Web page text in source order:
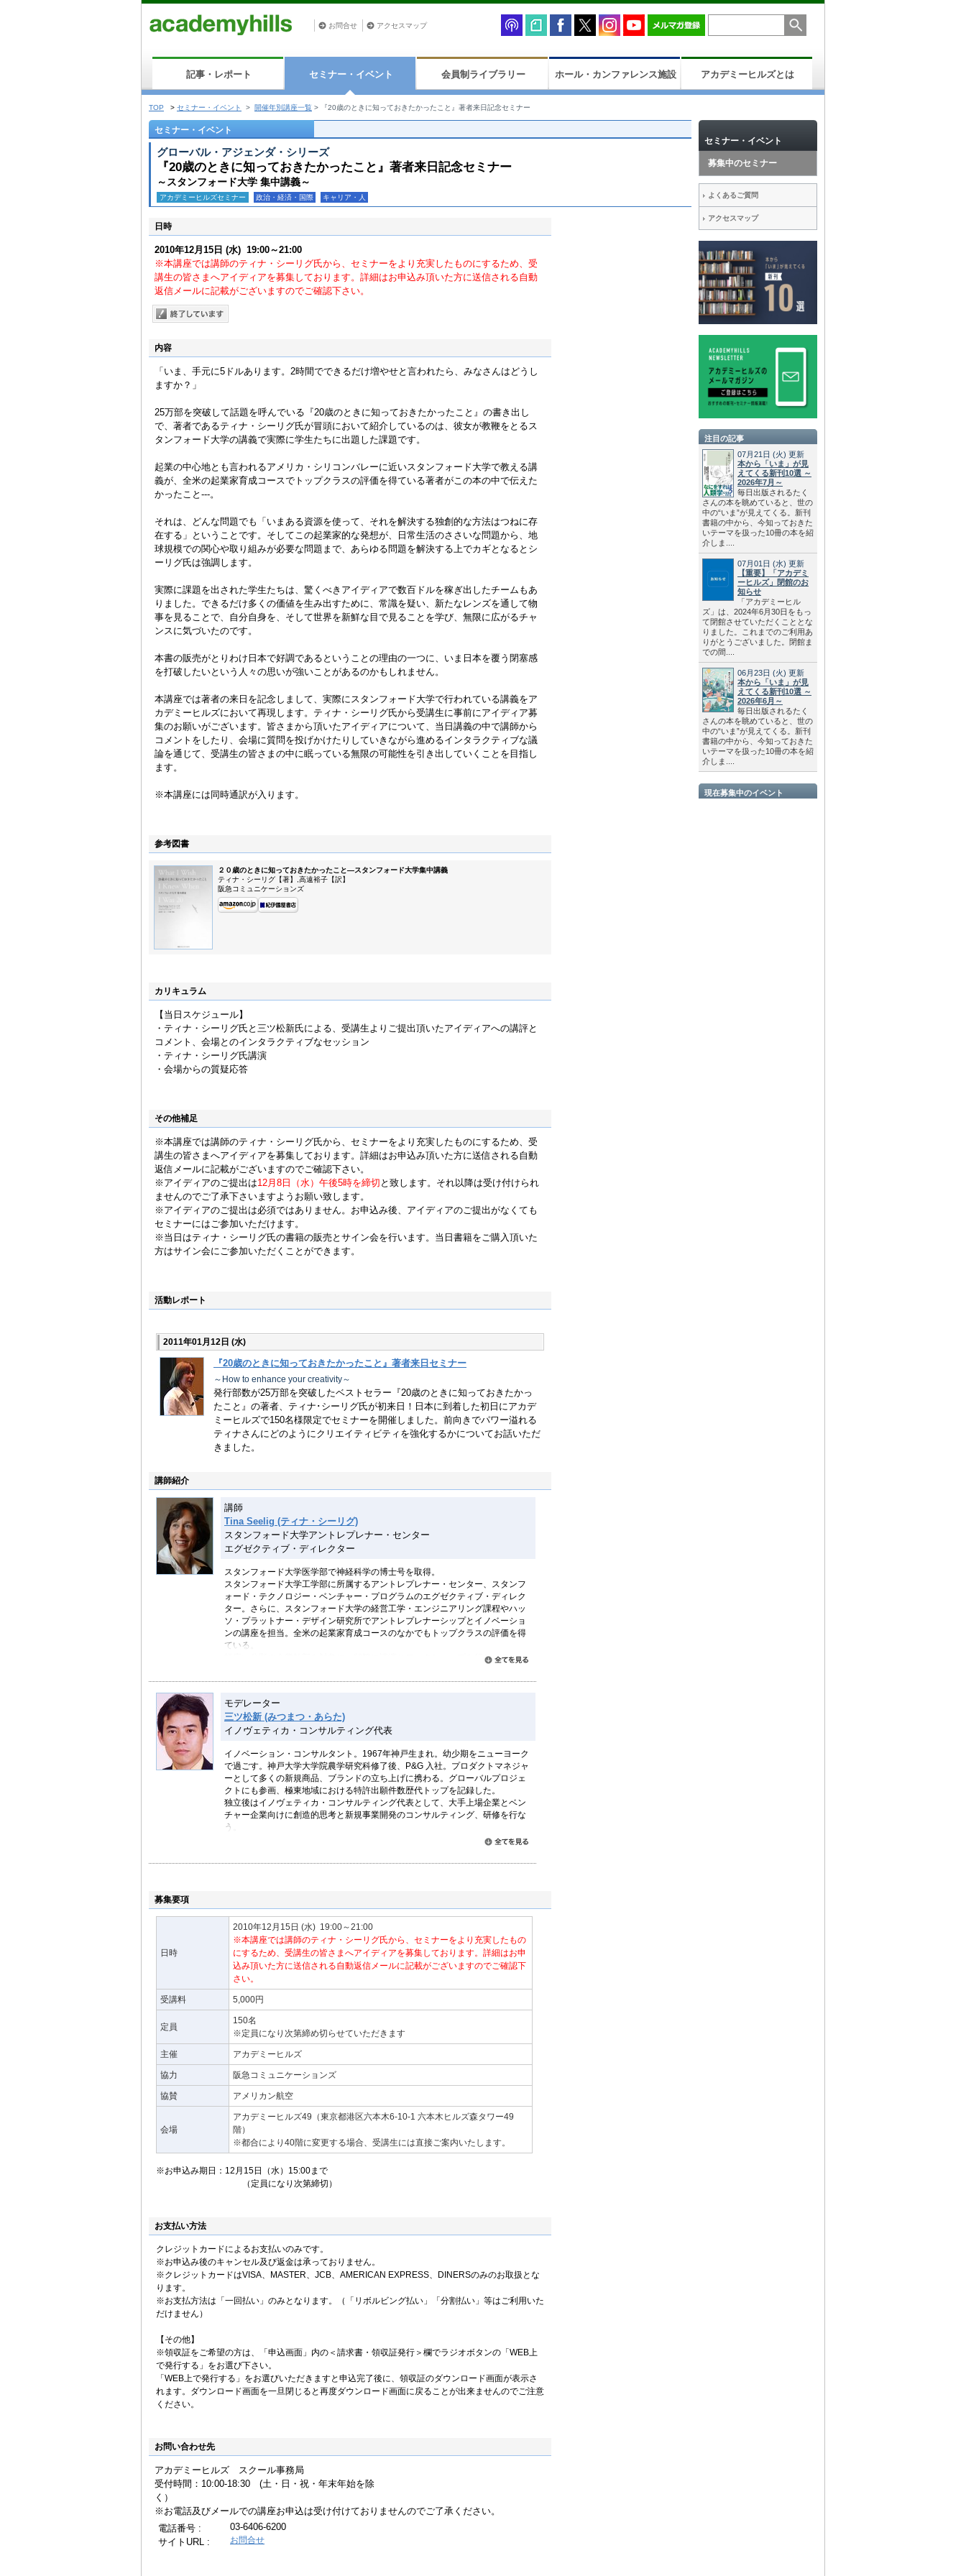
お問合せ アクセスマップ
記事・レポート セミナー・イベント 会員制ライブラリー ホール・カンファレンス施設 アカデミーヒルズとは
TOP > セミナー・イベント > 開催年別講座一覧 > 『20歳のときに知っておきたかったこと』著者来日記念セミナー
セミナー・イベント
グローバル・アジェンダ・シリーズ
『20歳のときに知っておきたかったこと』著者来日記念セミナー
～スタンフォード大学 集中講義～
アカデミーヒルズセミナー 政治・経済・国際 キャリア・人
日時
2010年12月15日 (水) 19:00～21:00
※本講座では講師のティナ・シーリグ氏から、セミナーをより充実したものにするため、受
講生の皆さまへアイディアを募集しております。詳細はお申込み頂いた方に送信される自動
返信メールに記載がございますのでご確認下さい。
内容
「いま、手元に5ドルあります。2時間でできるだけ増やせと言われたら、みなさんはどうし
ますか？」
25万部を突破して話題を呼んでいる『20歳のときに知っておきたかったこと』の書き出し
で、著者であるティナ・シーリグ氏が冒頭において紹介しているのは、彼女が教鞭をとるス
タンフォード大学の講義で実際に学生たちに出題した課題です。
起業の中心地とも言われるアメリカ・シリコンバレーに近いスタンフォード大学で教える講
義が、全米の起業家育成コースでトップクラスの評価を得ている著者がこの本の中で伝えた
かったこと---。
それは、どんな問題でも「いまある資源を使って、それを解決する独創的な方法はつねに存
在する」ということです。そしてこの起業家的な発想が、日常生活のささいな問題から、地
球規模での関心や取り組みが必要な問題まで、あらゆる問題を解決する上でカギとなるとシ
ーリグ氏は強調します。
実際に課題を出された学生たちは、驚くべきアイディアで数百ドルを稼ぎ出したチームもあ
りました。できるだけ多くの価値を生み出すために、常識を疑い、新たなレンズを通して物
事を見ることで、自分自身を、そして世界を新鮮な目で見ることを学び、無限に広がるチャ
ンスに気づいたのです。
本書の販売がとりわけ日本で好調であるということの理由の一つに、いま日本を覆う閉塞感
を打破したいという人々の思いが強いことがあるのかもしれません。
本講座では著者の来日を記念しまして、実際にスタンフォード大学で行われている講義をア
カデミーヒルズにおいて再現します。ティナ・シーリグ氏から受講生に事前にアイディア募
集のお願いがございます。皆さまから頂いたアイディアについて、当日講義の中で講師から
コメントをしたり、会場に質問を投げかけたりしていきながら進めるインタラクティブな議
論を通じて、受講生の皆さまの中に眠っている無限の可能性を引き出していくことを目指し
ます。
※本講座には同時通訳が入ります。
参考図書
２０歳のときに知っておきたかったこと—スタンフォード大学集中講義
ティナ・シーリグ【著】,高遠裕子【訳】
阪急コミュニケーションズ
カリキュラム
【当日スケジュール】
・ティナ・シーリグ氏と三ツ松新氏による、受講生よりご提出頂いたアイディアへの講評と
コメント、会場とのインタラクティブなセッション
・ティナ・シーリグ氏講演
・会場からの質疑応答
その他補足
※本講座では講師のティナ・シーリグ氏から、セミナーをより充実したものにするため、受
講生の皆さまへアイディアを募集しております。詳細はお申込み頂いた方に送信される自動
返信メールに記載がございますのでご確認下さい。
※アイディアのご提出は12月8日（水）午後5時を締切 と致します。それ以降は受け付けられ
ませんのでご了承下さいますようお願い致します。
※アイディアのご提出は必須ではありません。お申込み後、アイディアのご提出がなくても
セミナーにはご参加いただけます。
※当日はティナ・シーリグ氏の書籍の販売とサイン会を行います。当日書籍をご購入頂いた
方はサイン会にご参加いただくことができます。
活動レポート
2011年01月12日 (水)
『20歳のときに知っておきたかったこと』著者来日セミナー
～How to enhance your creativity～
発行部数が25万部を突破したベストセラー『20歳のときに知っておきたかっ
たこと』の著者、ティナ･シーリグ氏が初来日！日本に到着した初日にアカデ
ミーヒルズで150名様限定でセミナーを開催しました。前向きでパワー溢れる
ティナさんにどのようにクリエイティビティを強化するかについてお話いただ
きました。
講師紹介
講師
Tina Seelig (ティナ・シーリグ)
スタンフォード大学アントレプレナー・センター
エグゼクティブ・ディレクター
スタンフォード大学医学部で神経科学の博士号を取得。
スタンフォード大学工学部に所属するアントレプレナー・センター、スタンフ
ォード・テクノロジー・ベンチャー・プログラムのエグゼクティブ・ディレク
ター。さらに、スタンフォード大学の経営工学・エンジニアリング課程やハッ
ソ・プラットナー・デザイン研究所でアントレプレナーシップとイノベーショ
ンの講座を担当。全米の起業家育成コースのなかでもトップクラスの評価を得
ている。
幅広い分野の企業幹部を対象に、頻繁に講演とワークショップを行なってい
モデレーター
三ツ松新 (みつまつ・あらた)
イノヴェティカ・コンサルティング代表
イノベーション・コンサルタント。1967年神戸生まれ。幼少期をニューヨーク
で過ごす。神戸大学大学院農学研究科修了後、P&G 入社。プロダクトマネジャ
ーとして多くの新規商品、ブランドの立ち上げに携わる。グローバルプロジェ
クトにも参画、極東地域における特許出願件数歴代トップを記録した。
独立後はイノヴェティカ・コンサルティング代表として、大手上場企業とベン
チャー企業向けに創造的思考と新規事業開発のコンサルティング、研修を行な
う。
三ツ松新 ブログ
募集要項
日時
2010年12月15日 (水) 19:00～21:00
※本講座では講師のティナ・シーリグ氏から、セミナーをより充実したもの
にするため、受講生の皆さまへアイディアを募集しております。詳細はお申
込み頂いた方に送信される自動返信メールに記載がございますのでご確認下
さい。
受講料 5,000円
定員
150名
※定員になり次第締め切らせていただきます
主催 アカデミーヒルズ
協力 阪急コミュニケーションズ
協賛 アメリカン航空
会場
アカデミーヒルズ49（東京都港区六本木6-10-1 六本木ヒルズ森タワー49
階）
※都合により40階に変更する場合、受講生には直接ご案内いたします。
※お申込み期日：12月15日（水）15:00まで
（定員になり次第締切）
お支払い方法
クレジットカードによるお支払いのみです。
※お申込み後のキャンセル及び返金は承っておりません。
※クレジットカードはVISA、MASTER、JCB、AMERICAN EXPRESS、DINERSのみのお取扱とな
ります。
※お支払方法は「一回払い」のみとなります。（「リボルビング払い」「分割払い」等はご利用いた
だけません）
【その他】
※領収証をご希望の方は、「申込画面」内の＜請求書・領収証発行＞欄でラジオボタンの「WEB上
で発行する」をお選び下さい。
「WEB上で発行する」をお選びいただきますと申込完了後に、領収証のダウンロード画面が表示さ
れます。ダウンロード画面を一旦閉じると再度ダウンロード画面に戻ることが出来ませんのでご注意
ください。
お問い合わせ先
アカデミーヒルズ スクール事務局
受付時間：10:00-18:30 (土・日・祝・年末年始を除
く）
※お電話及びメールでの講座お申込は受け付けておりませんのでご了承ください。
電話番号 :
03-6406-6200
サイトURL :
お問合せ
セミナー・イベント
募集中のセミナー
よくあるご質問
アクセスマップ
注目の記事
07月21日 (火) 更新
本から「いま」が見
えてくる新刊10選 ～
2026年7月～
毎日出版されるたく
さんの本を眺めていると、世の
中の“いま”が見えてくる。新刊
書籍の中から、今知っておきた
いテーマを扱った10冊の本を紹
介しま....
07月01日 (水) 更新
【重要】「アカデミ
ーヒルズ」閉館のお
知らせ
「アカデミーヒル
ズ」は、2024年6月30日をもっ
て閉館させていただくこととな
りました。これまでのご利用あ
りがとうございました。閉館ま
での間....
06月23日 (火) 更新
本から「いま」が見
えてくる新刊10選 ～
2026年6月～
毎日出版されるたく
さんの本を眺めていると、世の
中の“いま”が見えてくる。新刊
書籍の中から、今知っておきた
いテーマを扱った10冊の本を紹
介しま....
現在募集中のイベント